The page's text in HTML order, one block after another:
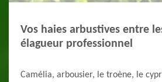
Vos haies arbustives entre
élagueur professionnel
Camélia, arbousier, le troène, le